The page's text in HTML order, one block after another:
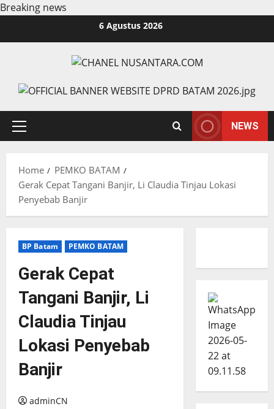
Breaking news
6 Agustus 2026
Primary
NEWS
Home
PEMKO BATAM
Gerak Cepat Tangani Banjir, Li Claudia Tinjau Lokasi
Penyebab Banjir
BP Batam PEMKO BATAM
Gerak Cepat
Tangani Banjir, Li
Claudia Tinjau
Lokasi Penyebab
Banjir
adminCN